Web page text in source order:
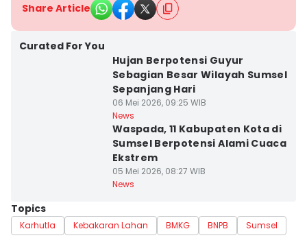
Share Article
Curated For You
Hujan Berpotensi Guyur
Sebagian Besar Wilayah Sumsel
Sepanjang Hari
06 Mei 2026, 09:25 WIB
News
Waspada, 11 Kabupaten Kota di
Sumsel Berpotensi Alami Cuaca
Ekstrem
05 Mei 2026, 08:27 WIB
News
Topics
Karhutla Kebakaran Lahan BMKG BNPB Sumsel